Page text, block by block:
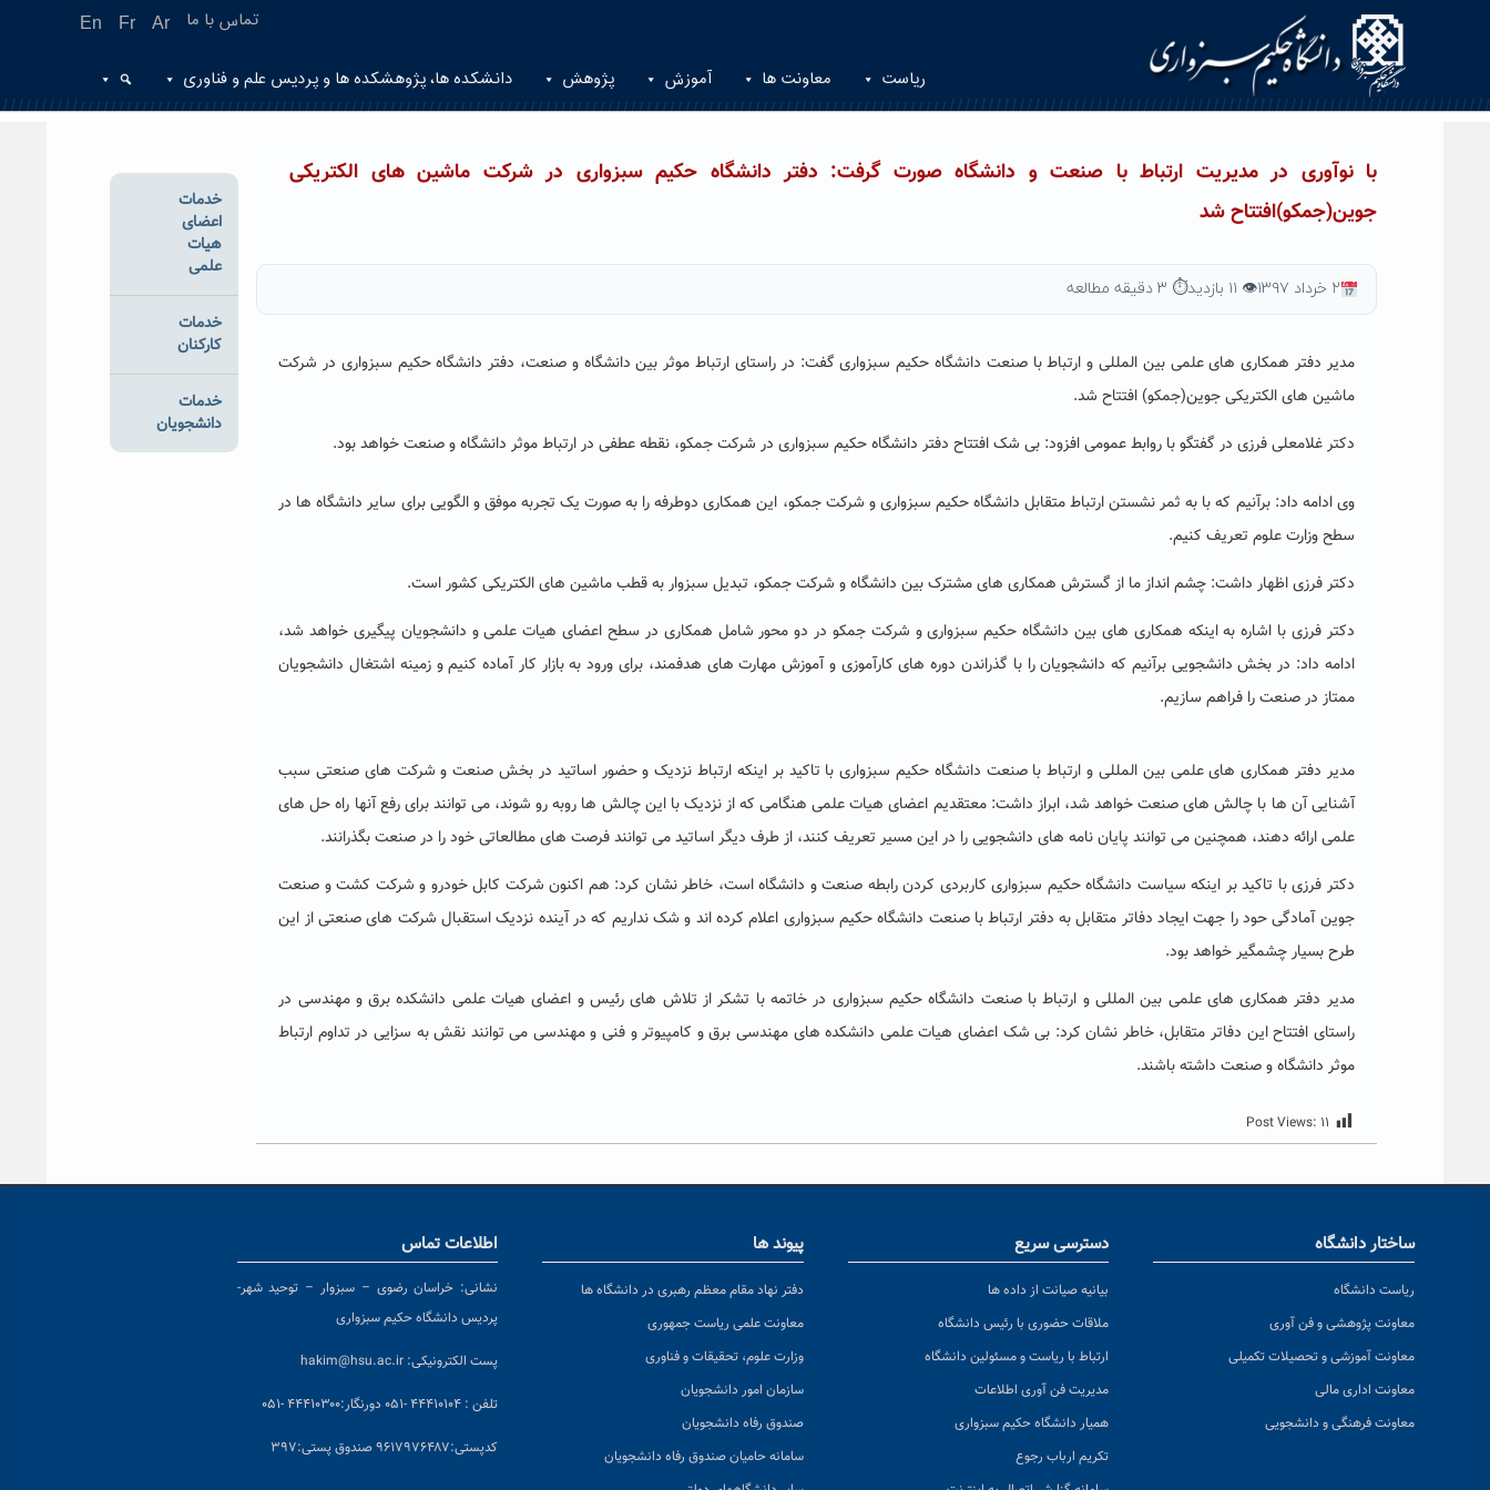
En Fr Ar تماس با ما
ریاست معاونت ها آموزش پژوهش دانشکده ها، پژوهشکده ها و پردیس علم و فناوری
با نوآوری در مدیریت ارتباط با صنعت و دانشگاه صورت گرفت: دفتر دانشگاه حکیم سبزواری در شرکت ماشین های الکتریکی
جوین(جمکو)افتتاح شد
۲ خرداد ۱۳۹۷ 👁 ۱۱ بازدید ⏱ ۳ دقیقه مطالعه
مدیر دفتر همکاری های علمی بین المللی و ارتباط با صنعت دانشگاه حکیم سبزواری گفت: در راستای ارتباط موثر بین دانشگاه و صنعت، دفتر دانشگاه حکیم سبزواری در شرکت
ماشین های الکتریکی جوین(جمکو) افتتاح شد.
دکتر غلامعلی فرزی در گفتگو با روابط عمومی افزود: بی شک افتتاح دفتر دانشگاه حکیم سبزواری در شرکت جمکو، نقطه عطفی در ارتباط موثر دانشگاه و صنعت خواهد بود.
وی ادامه داد: برآنیم که با به ثمر نشستن ارتباط متقابل دانشگاه حکیم سبزواری و شرکت جمکو، این همکاری دوطرفه را به صورت یک تجربه موفق و الگویی برای سایر دانشگاه ها در
سطح وزارت علوم تعریف کنیم.
دکتر فرزی اظهار داشت: چشم انداز ما از گسترش همکاری های مشترک بین دانشگاه و شرکت جمکو، تبدیل سبزوار به قطب ماشین های الکتریکی کشور است.
دکتر فرزی با اشاره به اینکه همکاری های بین دانشگاه حکیم سبزواری و شرکت جمکو در دو محور شامل همکاری در سطح اعضای هیات علمی و دانشجویان پیگیری خواهد شد،
ادامه داد: در بخش دانشجویی برآنیم که دانشجویان را با گذراندن دوره های کارآموزی و آموزش مهارت های هدفمند، برای ورود به بازار کار آماده کنیم و زمینه اشتغال دانشجویان
ممتاز در صنعت را فراهم سازیم.
مدیر دفتر همکاری های علمی بین المللی و ارتباط با صنعت دانشگاه حکیم سبزواری با تاکید بر اینکه ارتباط نزدیک و حضور اساتید در بخش صنعت و شرکت های صنعتی سبب
آشنایی آن ها با چالش های صنعت خواهد شد، ابراز داشت: معتقدیم اعضای هیات علمی هنگامی که از نزدیک با این چالش ها روبه رو شوند، می توانند برای رفع آنها راه حل های
علمی ارائه دهند، همچنین می توانند پایان نامه های دانشجویی را در این مسیر تعریف کنند، از طرف دیگر اساتید می توانند فرصت های مطالعاتی خود را در صنعت بگذرانند.
دکتر فرزی با تاکید بر اینکه سیاست دانشگاه حکیم سبزواری کاربردی کردن رابطه صنعت و دانشگاه است، خاطر نشان کرد: هم اکنون شرکت کابل خودرو و شرکت کشت و صنعت
جوین آمادگی حود را جهت ایجاد دفاتر متقابل به دفتر ارتباط با صنعت دانشگاه حکیم سبزواری اعلام کرده اند و شک نداریم که در آینده نزدیک استقبال شرکت های صنعتی از این
طرح بسیار چشمگیر خواهد بود.
مدیر دفتر همکاری های علمی بین المللی و ارتباط با صنعت دانشگاه حکیم سبزواری در خاتمه با تشکر از تلاش های رئیس و اعضای هیات علمی دانشکده برق و مهندسی در
راستای افتتاح این دفاتر متقابل، خاطر نشان کرد: بی شک اعضای هیات علمی دانشکده های مهندسی برق و کامپیوتر و فنی و مهندسی می توانند نقش به سزایی در تداوم ارتباط
موثر دانشگاه و صنعت داشته باشند.
Post Views: ۱۱
خدمات
اعضای
هیات
علمی
خدمات
کارکنان
خدمات
دانشجویان
ساختار دانشگاه
ریاست دانشگاه
معاونت پژوهشی و فن آوری
معاونت آموزشی و تحصیلات تکمیلی
معاونت اداری مالی
معاونت فرهنگی و دانشجویی
دسترسی سریع
بیانیه صیانت از داده ها
ملاقات حضوری با رئیس دانشگاه
ارتباط با ریاست و مسئولین دانشگاه
مدیریت فن آوری اطلاعات
همیار دانشگاه حکیم سبزواری
تکریم ارباب رجوع
پیوند ها
دفتر نهاد مقام معظم رهبری در دانشگاه ها
معاونت علمی ریاست جمهوری
وزارت علوم، تحقیقات و فناوری
سازمان امور دانشجویان
صندوق رفاه دانشجویان
سامانه حامیان صندوق رفاه دانشجویان
اطلاعات تماس
نشانی: خراسان رضوی – سبزوار – توحید شهر-
پردیس دانشگاه حکیم سبزواری
پست الکترونیکی: hakim@hsu.ac.ir
تلفن : ۴۴۴۱۰۱۰۴ -۰۵۱ دورنگار:۴۴۴۱۰۳۰۰ -۰۵۱
کدپستی:۹۶۱۷۹۷۶۴۸۷ صندوق پستی:۳۹۷